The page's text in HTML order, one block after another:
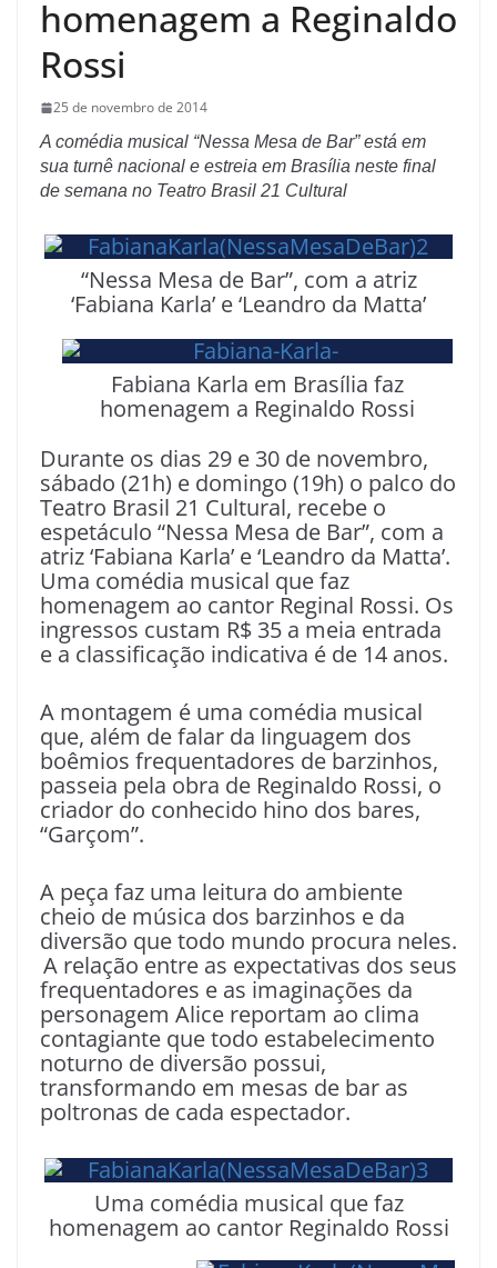
homenagem a Reginaldo
Rossi
25 de novembro de 2014
A comédia musical “Nessa Mesa de Bar” está em
sua turnê nacional e estreia em Brasília neste final
de semana no Teatro Brasil 21 Cultural
“Nessa Mesa de Bar”, com a atriz
‘Fabiana Karla’ e ‘Leandro da Matta’
Fabiana Karla em Brasília faz
homenagem a Reginaldo Rossi
Durante os dias 29 e 30 de novembro,
sábado (21h) e domingo (19h) o palco do
Teatro Brasil 21 Cultural, recebe o
espetáculo “Nessa Mesa de Bar”, com a
atriz ‘Fabiana Karla’ e ‘Leandro da Matta’.
Uma comédia musical que faz
homenagem ao cantor Reginal Rossi. Os
ingressos custam R$ 35 a meia entrada
e a classificação indicativa é de 14 anos.
A montagem é uma comédia musical
que, além de falar da linguagem dos
boêmios frequentadores de barzinhos,
passeia pela obra de Reginaldo Rossi, o
criador do conhecido hino dos bares,
“Garçom”.
A peça faz uma leitura do ambiente
cheio de música dos barzinhos e da
diversão que todo mundo procura neles.
A relação entre as expectativas dos seus
frequentadores e as imaginações da
personagem Alice reportam ao clima
contagiante que todo estabelecimento
noturno de diversão possui,
transformando em mesas de bar as
poltronas de cada espectador.
Uma comédia musical que faz
homenagem ao cantor Reginaldo Rossi